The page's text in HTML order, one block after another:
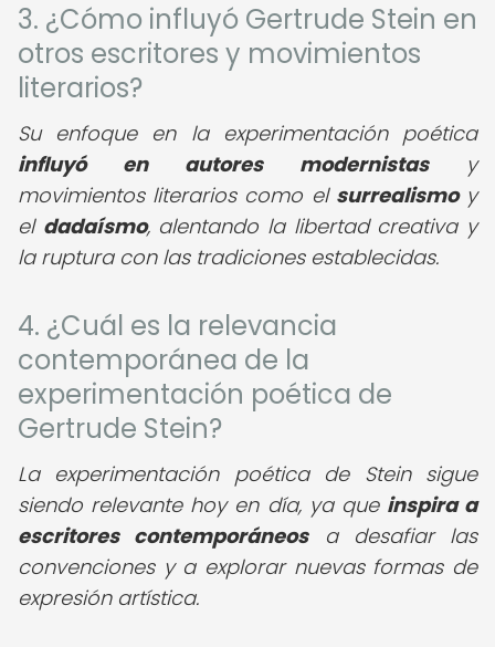
3. ¿Cómo influyó Gertrude Stein en
otros escritores y movimientos
literarios?
Su enfoque en la experimentación poética
influyó en autores modernistasy
movimientos literarios como el surrealismoy
el dadaísmo, alentando la libertad creativa y
la ruptura con las tradiciones establecidas.
4. ¿Cuál es la relevancia
contemporánea de la
experimentación poética de
Gertrude Stein?
La experimentación poética de Stein sigue
siendo relevante hoy en día, ya que inspira a
escritores contemporáneosa desafiar las
convenciones y a explorar nuevas formas de
expresión artística.